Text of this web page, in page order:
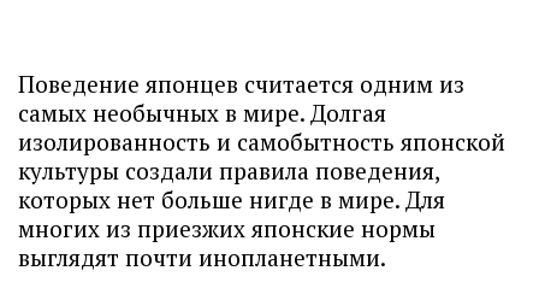
Поведение японцев считается одним из
самых необычных в мире. Долгая
изолированность и самобытность японской
культуры создали правила поведения,
которых нет больше нигде в мире. Для
многих из приезжих японские нормы
выглядят почти инопланетными.